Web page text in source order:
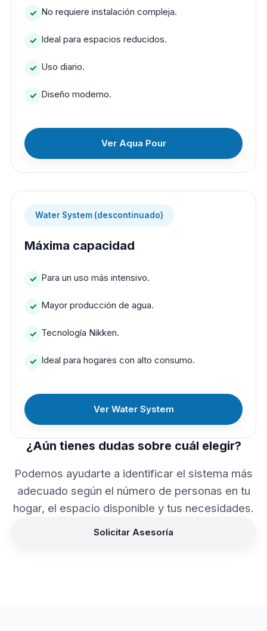
No requiere instalación compleja.
Ideal para espacios reducidos.
Uso diario.
Diseño moderno.
Ver Aqua Pour
Water System (descontinuado)
Máxima capacidad
Para un uso más intensivo.
Mayor producción de agua.
Tecnología Nikken.
Ideal para hogares con alto consumo.
Ver Water System
¿Aún tienes dudas sobre cuál elegir?
Podemos ayudarte a identificar el sistema más
adecuado según el número de personas en tu
hogar, el espacio disponible y tus necesidades.
Solicitar Asesoría